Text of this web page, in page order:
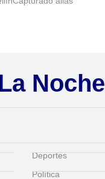
Noche
Deportes
Política